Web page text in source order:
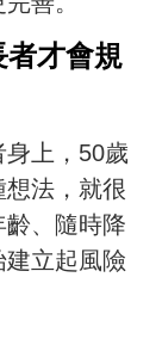
者才會規
上，50歲
法，就很
、隨時降
立起風險